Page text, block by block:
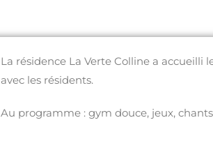
La résidence La Verte Colline a accueilli
avec les résidents.
Au programme : gym douce, jeux,